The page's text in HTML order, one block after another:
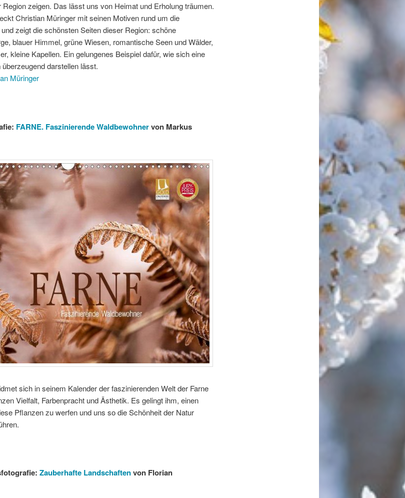
zeigen. Das lässt uns von Heimat und Erholung träumen.
Christian Müringer mit seinen Motiven rund um die
zeigt die schönsten Seiten dieser Region: schöne
blauer Himmel, grüne Wiesen, romantische Seen und Wälder,
kleine Kapellen. Ein gelungenes Beispiel dafür, wie sich eine
darstellen lässt.
Müringer
FARNE. Faszinierende Waldbewohnervon Markus
sich in seinem Kalender der faszinierenden Welt der Farne
Vielfalt, Farbenpracht und Ästhetik. Es gelingt ihm, einen
Pflanzen zu werfen und uns so die Schönheit der Natur
Zauberhafte Landschaftenvon Florian